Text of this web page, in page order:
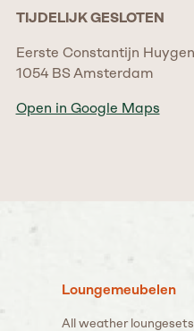
TIJDELIJK GESLOTEN
Eerste Constantijn
1054 BS Amsterdam
Open in Google Maps
Loungemeubelen
All weather loungesets